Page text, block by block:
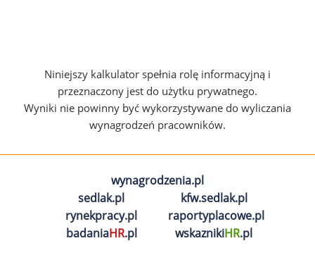
Niniejszy kalkulator spełnia rolę informacyjną i
przeznaczony jest do użytku prywatnego.
Wyniki nie powinny być wykorzystywane do wyliczania
wynagrodzeń pracowników.
wynagrodzenia.pl
sedlak.pl
kfw.sedlak.pl
rynekpracy.pl
raportyplacowe.pl
badaniaHR.pl wskaznikiHR.pl